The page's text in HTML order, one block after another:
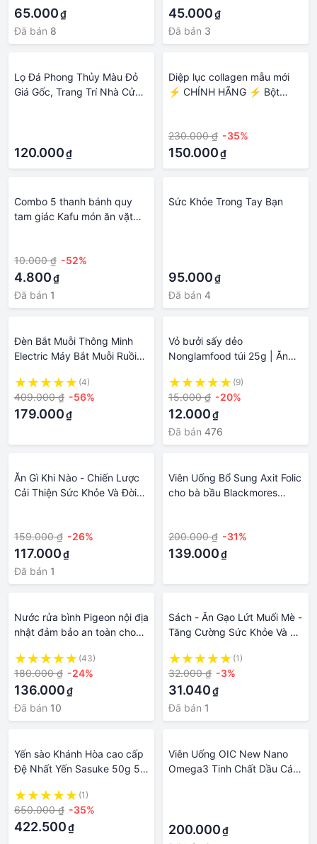
65.000₫
Đã bán 8
45.000₫
Đã bán 3
Lọ Đá Phong Thủy Màu Đỏ
Giá Gốc, Trang Trí Nhà Cửa,
120.000₫
Diệp lục collagen mẫu mới
⚡ CHÍNH HÃNG ⚡ Bột
sức khỏe cho nữ giới
230.000 ₫ -35%
150.000₫
Combo 5 thanh bánh quy
tam giác Kafu món ăn vặt
10.000 ₫ -52%
4.800₫
Đã bán 1
Sức Khỏe Trong Tay Bạn
95.000₫
Đã bán 4
Đèn Bắt Muỗi Thông Minh
Electric Máy Bắt Muỗi Ruồi
Dùng Hóa Chất Bảo Vệ Sức
Khỏe Gia Đình
(4)
409.000 ₫ -56%
179.000₫
Vỏ bưởi sấy dẻo
Nonglamfood túi 25g | Ăn
Healthy Snack | Ăn vặt văn
phòng | Trái cây sấy dẻo
dinh dưỡng ăn liền | Ăn vặt
giảm cân & giữ dáng | Ăn
vặt đẹp da
(9)
15.000 ₫ -20%
12.000₫
Đã bán 476
Ăn Gì Khi Nào - Chiến Lược
Cải Thiện Sức Khỏe Và Đời
159.000 ₫ -26%
117.000₫
Đã bán 1
Viên Uống Bổ Sung Axit Folic
cho bà bầu Blackmores
200.000 ₫ -31%
139.000₫
Nước rửa bình Pigeon nội địa
nhật đảm bảo an toàn cho
(43)
180.000 ₫ -24%
136.000₫
Đã bán 10
Sách - Ăn Gạo Lứt Muối Mè -
Tăng Cường Sức Khỏe Và Trị
Thực Dưỡng Ohsawa
(1)
32.000 ₫ -3%
31.040₫
Đã bán 1
Yến sào Khánh Hòa cao cấp
Đệ Nhất Yến Sasuke 50g 5
bổ, tốt cho sức khỏe
(1)
650.000 ₫ -35%
422.500₫
Viên Uống OIC New Nano
Omega3 Tinh Chất Dầu Cá
200.000₫